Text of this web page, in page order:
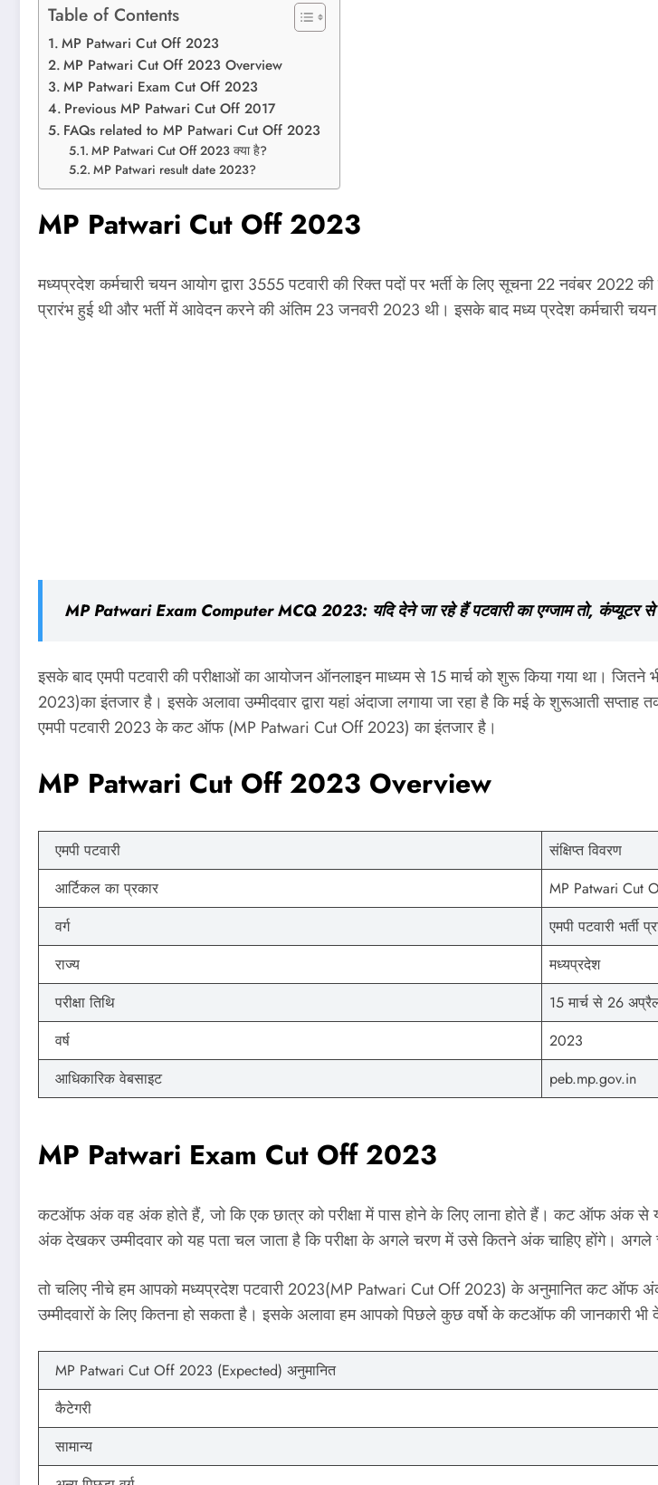
Table of Contents
MP Patwari Cut Off 2023
MP Patwari Cut Off 2023 Overview
MP Patwari Exam Cut Off 2023
Previous MP Patwari Cut Off 2017
FAQs related to MP Patwari Cut Off 2023
MP Patwari Cut Off 2023 क्या है?
MP Patwari result date 2023?
MP Patwari Cut Off 2023
मध्यप्रदेश कर्मचारी चयन आयोग द्वारा 3555 पटवारी की रिक्त पदों पर भर्ती के लिए सूचना 22 नवंबर
प्रारंभ हुई थी और भर्ती में आवेदन करने की अंतिम 23 जनवरी 2023 थी। इसके बाद मध्य प्रदेश कर्मचारी चयन
MP Patwari Exam Computer MCQ 2023: यदि देने जा रहे हैं पटवारी का एग्जाम तो, कंप्यूटर
इसके बाद एमपी पटवारी की परीक्षाओं का आयोजन ऑनलाइन माध्यम से 15 मार्च को शुरू किया गया था।
2023)का इंतजार है। इसके अलावा उम्मीदवार द्वारा यहां अंदाजा लगाया जा रहा है कि मई के शुरूआती सप्ताह
एमपी पटवारी 2023 के कट ऑफ (MP Patwari Cut Off 2023) का इंतजार है।
MP Patwari Cut Off 2023 Overview
एमपी पटवारी
संक्षिप्त विवरण
आर्टिकल का प्रकार
MP Patwari Cut
वर्ग
एमपी पटवारी भर्ती
राज्य
मध्यप्रदेश
परीक्षा तिथि
15 मार्च से 26
वर्ष
2023
आधिकारिक वेबसाइट
peb.mp.gov.in
MP Patwari Exam Cut Off 2023
कटऑफ अंक वह अंक होते हैं, जो कि एक छात्र को परीक्षा में पास होने के लिए लाना होते हैं। कट ऑफ अंक से
अंक देखकर उम्मीदवार को यह पता चल जाता है कि परीक्षा के अगले चरण में उसे कितने अंक चाहिए होंगे।
तो चलिए नीचे हम आपको मध्यप्रदेश पटवारी 2023(MP Patwari Cut Off 2023) के अनुमानित कट ऑफ
उम्मीदवारों के लिए कितना हो सकता है। इसके अलावा हम आपको पिछले कुछ वर्षो के कटऑफ की जानकारी
MP Patwari Cut Off 2023 (Expected) अनुमानित
कैटेगरी
सामान्य